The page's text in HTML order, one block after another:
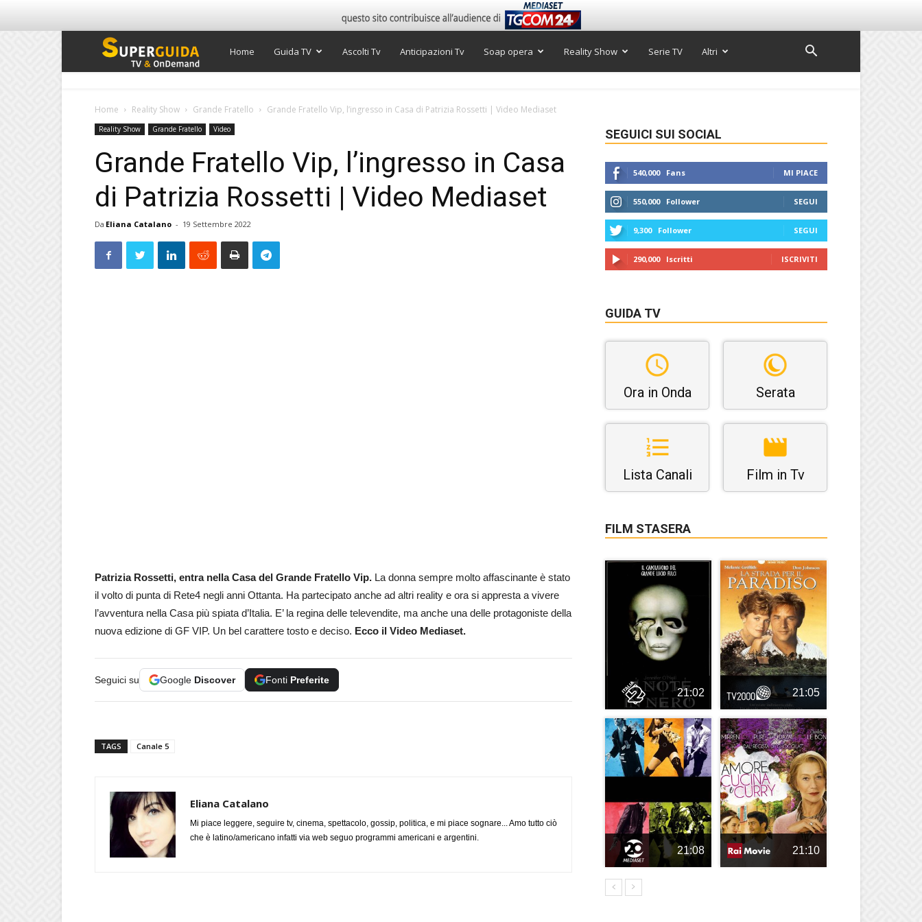
Super
TV
Home Guida TV Ascolti Tv Anticipazioni Tv Soap opera Reality Show Serie TV Altri
Home Reality Show Grande Fratello Grande Fratello Vip, l’ingresso in Casa di Patrizia Rossetti | Video Mediaset
Reality Show Grande Fratello Video
Grande Fratello Vip, l’ingresso in Casa
di Patrizia Rossetti | Video Mediaset
Da Eliana Catalano - 19 Settembre 2022
Patrizia Rossetti, entra nella Casa del Grande Fratello Vip. La donna sempre molto affascinante è stato
il volto di punta di Rete4 negli anni Ottanta. Ha partecipato anche ad altri reality e ora si appresta a vivere
l’avventura nella Casa più spiata d’Italia. E’ la regina delle televendite, ma anche una delle protagoniste della
nuova edizione di GF VIP. Un bel carattere tosto e deciso. Ecco il Video Mediaset.
Seguici su Google Discover Fonti Preferite
TAGS Canale 5
Eliana Catalano
Mi piace leggere, seguire tv, cinema, spettacolo, gossip, politica, e mi piace sognare... Amo tutto ciò
che è latino/americano infatti via web seguo programmi americani e argentini.
SEGUICI SUI SOCIAL
540,000 Fans MI PIACE
550,000 Follower SEGUI
9,300 Follower SEGUI
290,000 Iscritti ISCRIVITI
GUIDA TV
Ora in Onda Serata
Lista Canali Film in Tv
FILM STASERA
21:02 21:05
21:08 21:10